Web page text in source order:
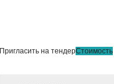
Пригласить на тендерСтоимость